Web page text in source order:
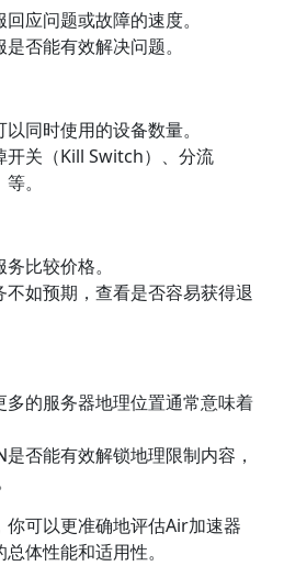
回应问题或故障的速度。
是否能有效解决问题。
以同时使用的设备数量。
开关（Kill Switch）、分流
。
比较价格。
不如预期，查看是否容易获得退
多的服务器地理位置通常意味着
是否能有效解锁地理限制内容，
可以更准确地评估Air加速器
体性能和适用性。